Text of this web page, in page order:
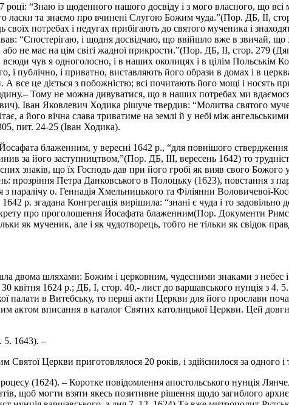
“Знаю із щоденного нашого досвіду і з мого власного, що
ласки та знаємо про вчинені Слугою Божим чуда.”(Пор. ДБ, II,
своїх потребах і недугах прибігають до святого мученика і
“Спостерігаю, і щодня досвідчаю, що ввійшло вже в звичай, що
не має на цім світі жадної прикрости.”(Пор. ДБ, II, стор. 279
чув я одноголосно, і в наших околицях і в цілім Польськім
і публічно, і приватно, виставляють його образи в домах і в
А все це діється з побожністю; всі почитають його мощі і носять
Тому не можна дивуватися, що в наших потребах ми
Іван Яковлевич Ходика рішуче твердив: “Молитва святого
а його вічна слава триватиме на землі й у небі між
пит. 24-25 (Іван Ходика).
блаженним, у вересні 1642 р., “для повнішого
за його заступництвом,”(Пор. ДБ, III, вересень 1642) то
знаків, що їх Господь дав при його гробі як вияв свого Божого
прозріння Петра Данковського в Полоцьку (1623), повстання з
паралічу о. Геннадія Хмельницького та Філіянни Воловичевої-
р. згадана Конгрегація вирішила: “знані є чуда і то
про проголошення Йосафата блаженним(Пор. Документи
як мученик, але і як чудотворець, тобто не тільки як свідок
двома шляхами: Божим і церковним, чудесними знаками з
квітня 1624 р.; ДБ, І, стор. 40,- лист до варшавського нунція з 4.
палати в Витебську, то перші акти Церкви для його прослави
актом вписання в каталог Святих католицької Церкви. Цей
1643). –
Церкви приготовлялося 20 років, і здійснилося за одного
(1624). – Коротке повідомлення апостольського нунція
щоб могти взяти якесь позитивне рішення щодо загиблого